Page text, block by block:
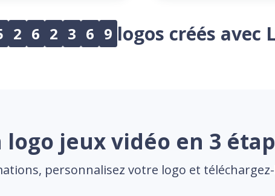
2 6 2 3 6 9 logos créés avec
logo jeux vidéo en 3
personnalisez votre logo et